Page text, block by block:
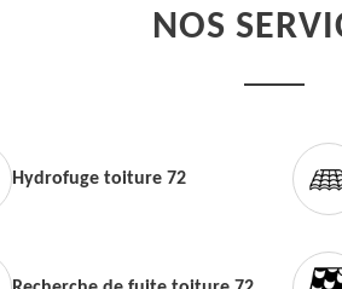
NOS
Hydrofuge toiture 72